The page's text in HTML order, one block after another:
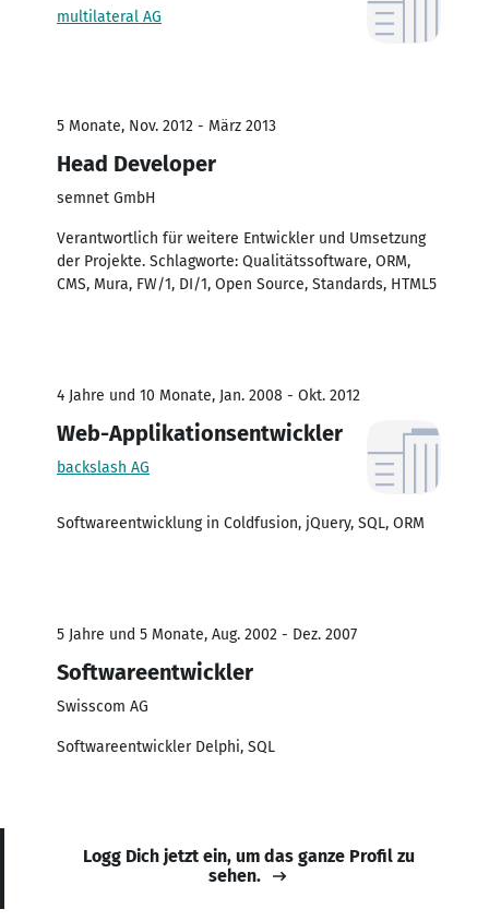
multilateral AG
5 Monate, Nov. 2012 - März 2013
Head Developer
semnet GmbH
Verantwortlich für weitere Entwickler und Umsetzung
der Projekte. Schlagworte: Qualitätssoftware, ORM,
CMS, Mura, FW/1, DI/1, Open Source, Standards, HTML5
4 Jahre und 10 Monate, Jan. 2008 - Okt. 2012
Web-Applikationsentwickler
backslash AG
Softwareentwicklung in Coldfusion, jQuery, SQL, ORM
5 Jahre und 5 Monate, Aug. 2002 - Dez. 2007
Softwareentwickler
Swisscom AG
Softwareentwickler Delphi, SQL
Logg Dich jetzt ein, um das ganze Profil zu
sehen.